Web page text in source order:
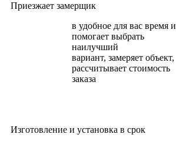
Приезжает замерщик
в удобное для вас время и
помогает выбрать
наилучший
вариант, замеряет объект,
рассчитывает стоимость
заказа
Изготовление и установка в срок